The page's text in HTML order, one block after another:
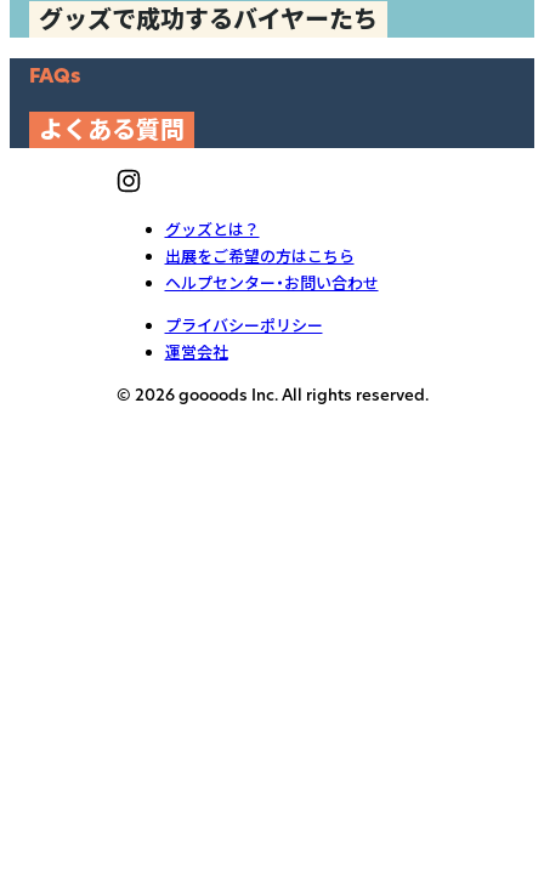
グッズで成功するバイヤーたち
FAQs
よくある質問
グッズとは？
出展をご希望の方はこちら
ヘルプセンター・お問い合わせ
プライバシーポリシー
運営会社
© 2026 goooods Inc. All rights reserved.